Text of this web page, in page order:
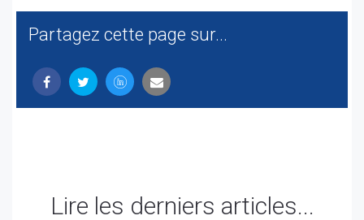
Partagez cette page sur...
Lire les derniers articles...